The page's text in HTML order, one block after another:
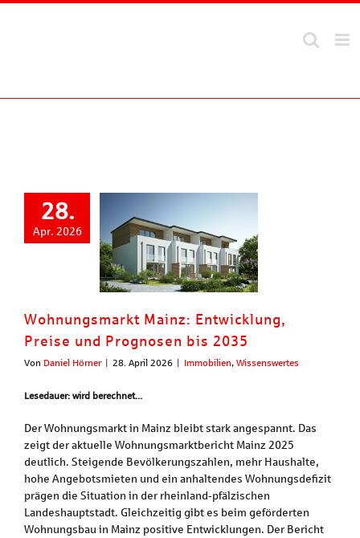
Zum
28.
Apr. 2026
Wohnungsmarkt Mainz: Entwicklung,
Preise und Prognosen bis 2035
Von Daniel Hörner | 28. April 2026 | Immobilien, Wissenswertes
Lesedauer: wird berechnet...
Der Wohnungsmarkt in Mainz bleibt stark angespannt. Das
zeigt der aktuelle Wohnungsmarktbericht Mainz 2025
deutlich. Steigende Bevölkerungszahlen, mehr Haushalte,
hohe Angebotsmieten und ein anhaltendes Wohnungsdefizit
prägen die Situation in der rheinland‑pfälzischen
Landeshauptstadt. Gleichzeitig gibt es beim geförderten
Wohnungsbau in Mainz positive Entwicklungen. Der Bericht